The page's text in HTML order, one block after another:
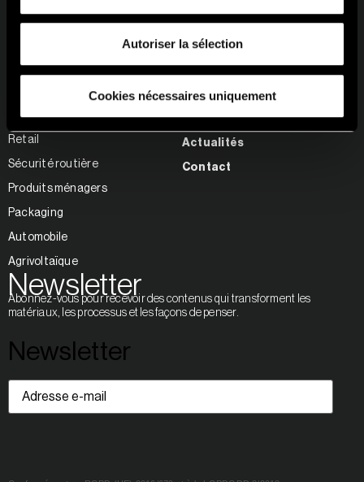
Autoriser la sélection
Cookies nécessaires uniquement
Ingénierie et robotique
Logistique
Secteurs
Retail
Sécurité routière
Produits ménagers
Packaging
Automobile
Agrivoltaïque
Pensée circulaire
Actualités
Contact
Newsletter
Abonnez-vous pour recevoir des contenus qui transforment les
matériaux, les processus et les façons de penser.
Newsletter
Adresse
e-